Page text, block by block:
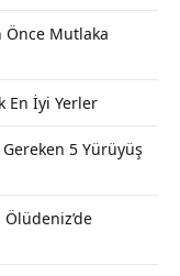
Önce Mutlaka
En İyi Yerler
5 Yürüyüş